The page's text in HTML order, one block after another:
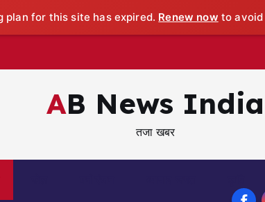
plan for this site has expired. Renew now to
AB News India
तजा खबर